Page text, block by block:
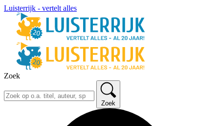
Luisterrijk - vertelt alles
Zoek
Zoek